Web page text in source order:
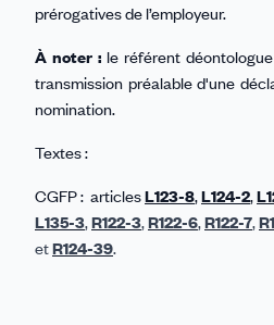
prérogatives de l’employeur.
À noter : le référent
transmission préalable d'une
nomination.
Textes :
CGFP : articlesL123-8,L124-2,
L135-3,R122-3,R122-6,R122-7,
etR124-39.